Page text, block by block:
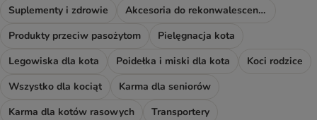
Suplementy i zdrowie
Akcesoria do rekonwalescencji
Produkty przeciw pasożytom
Pielęgnacja kota
Legowiska dla kota
Poidełka i miski dla kota
Koci rodzice
Wszystko dla kociąt
Karma dla seniorów
Karma dla kotów rasowych
Transportery